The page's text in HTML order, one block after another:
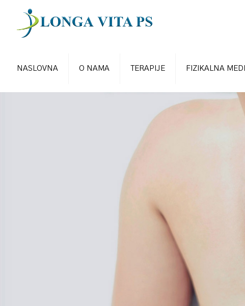
NASLOVNA O NAMA TERAPIJE FIZIKALNA